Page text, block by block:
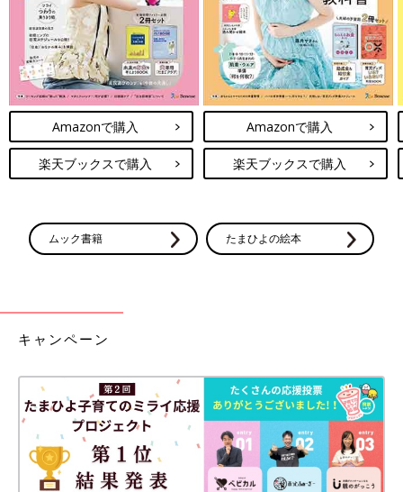
Amazonで購入
楽天ブックスで購入
Amazonで購入
楽天ブックスで購入
ムック書籍 たまひよの絵本
キャンペーン